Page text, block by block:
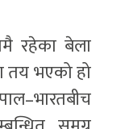
रहेका बेला
तय भएको हो